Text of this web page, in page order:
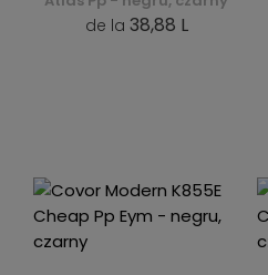
de la 38,88 L